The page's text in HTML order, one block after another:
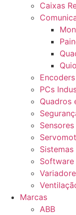
Caixas
Encoders
PCs
Quadros
Sensores
Software
Marcas
ABB